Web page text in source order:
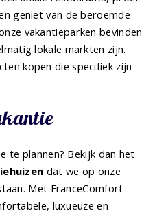
geniet van de beroemde
vakantieparken bevinden
lokale markten zijn.
kopen die specifiek zijn
te plannen? Bekijk dan het
dat we op onze
Met FranceComfort
luxueuze en